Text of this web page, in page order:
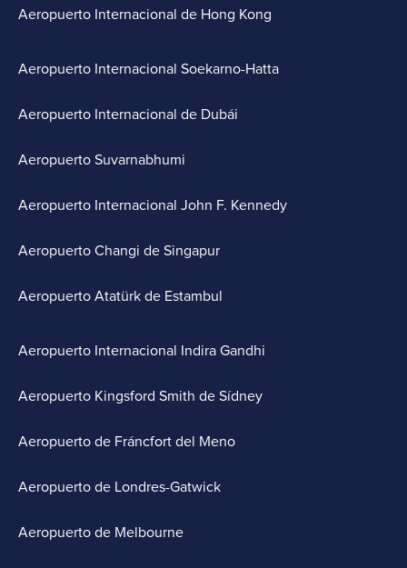
Aeropuerto Internacional de Hong Kong
Aeropuerto Internacional Soekarno-Hatta
Aeropuerto Internacional de Dubái
Aeropuerto Suvarnabhumi
Aeropuerto Internacional John F. Kennedy
Aeropuerto Changi de Singapur
Aeropuerto Atatürk de Estambul
Aeropuerto Internacional Indira Gandhi
Aeropuerto Kingsford Smith de Sídney
Aeropuerto de Fráncfort del Meno
Aeropuerto de Londres-Gatwick
Aeropuerto de Melbourne